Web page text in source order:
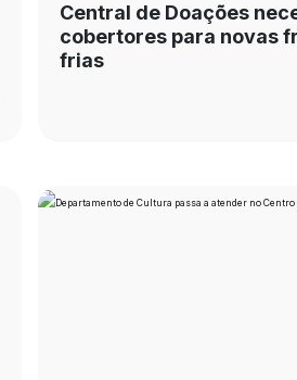
Central de Doações
cobertores para novas
frias